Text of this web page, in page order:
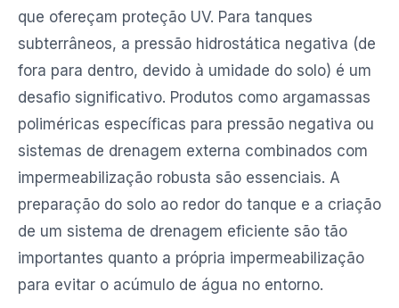
que ofereçam proteção UV. Para tanques
subterrâneos, a pressão hidrostática negativa (de
fora para dentro, devido à umidade do solo) é um
desafio significativo. Produtos como argamassas
poliméricas específicas para pressão negativa ou
sistemas de drenagem externa combinados com
impermeabilização robusta são essenciais. A
preparação do solo ao redor do tanque e a criação
de um sistema de drenagem eficiente são tão
importantes quanto a própria impermeabilização
para evitar o acúmulo de água no entorno.